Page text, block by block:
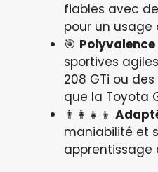
fiables avec
pour un usage
🎯 Polyvalence
sportives
208 GTi ou
que la Toyota
👨‍👩‍👧‍👦
maniabilité et
apprentissage